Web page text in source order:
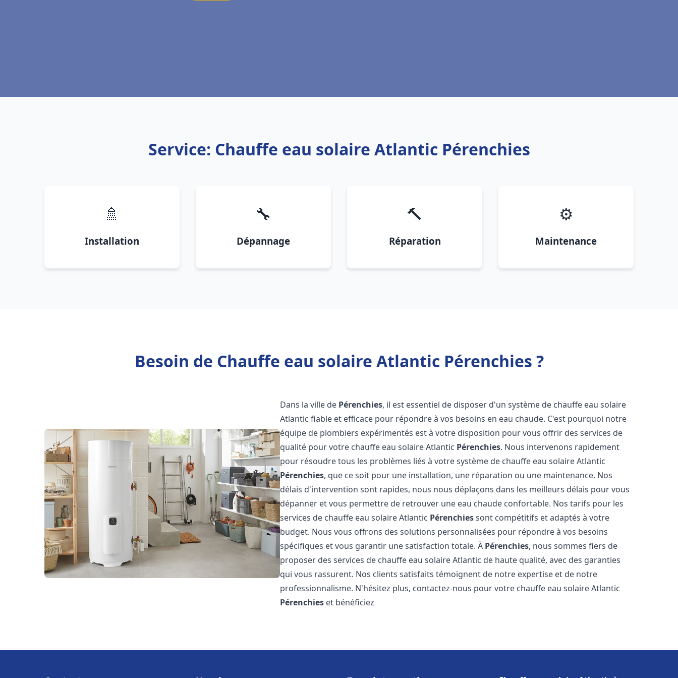
Service: Chauffe eau solaire Atlantic Pérenchies
🚿
Installation
🔧
Dépannage
🔨
Réparation
⚙️
Maintenance
Besoin de Chauffe eau solaire Atlantic Pérenchies ?
Dans la ville de Pérenchies, il est essentiel de disposer d'un système de chauffe eau solaire
Atlantic fiable et efficace pour répondre à vos besoins en eau chaude. C'est pourquoi notre
équipe de plombiers expérimentés est à votre disposition pour vous offrir des services de
qualité pour votre chauffe eau solaire Atlantic Pérenchies. Nous intervenons rapidement
pour résoudre tous les problèmes liés à votre système de chauffe eau solaire Atlantic
Pérenchies, que ce soit pour une installation, une réparation ou une maintenance. Nos
délais d'intervention sont rapides, nous nous déplaçons dans les meilleurs délais pour vous
dépanner et vous permettre de retrouver une eau chaude confortable. Nos tarifs pour les
services de chauffe eau solaire Atlantic Pérenchiessont compétitifs et adaptés à votre
budget. Nous vous offrons des solutions personnalisées pour répondre à vos besoins
spécifiques et vous garantir une satisfaction totale. À Pérenchies, nous sommes fiers de
proposer des services de chauffe eau solaire Atlantic de haute qualité, avec des garanties
qui vous rassurent. Nos clients satisfaits témoignent de notre expertise et de notre
professionnalisme. N'hésitez plus, contactez-nous pour votre chauffe eau solaire Atlantic
Pérenchies et bénéficiez